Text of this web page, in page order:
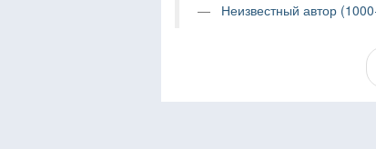
Неизвестный автор